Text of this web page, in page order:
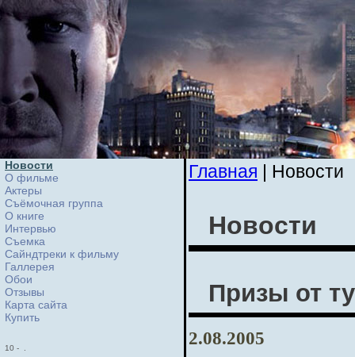
Новости
О фильме
Актеры
Съёмочная группа
О книге
Интервью
Cъемка
Сайндтреки к фильму
Галлерея
Обои
Отзывы
Карта сайта
Купить
10 -
Главная | Новости
Новости
Призы от
2.08.2005